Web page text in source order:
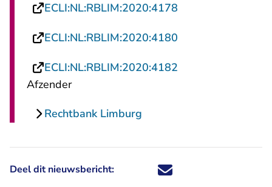
ECLI:NL:RBLIM:2020:4178
ECLI:NL:RBLIM:2020:4180
ECLI:NL:RBLIM:2020:4182
Afzender
Rechtbank Limburg
Deel dit nieuwsbericht: Deel dit nieuwsbericht via X -
Deel dit nieuwsbericht via
Deel dit nieuwsbericht
Deel dit